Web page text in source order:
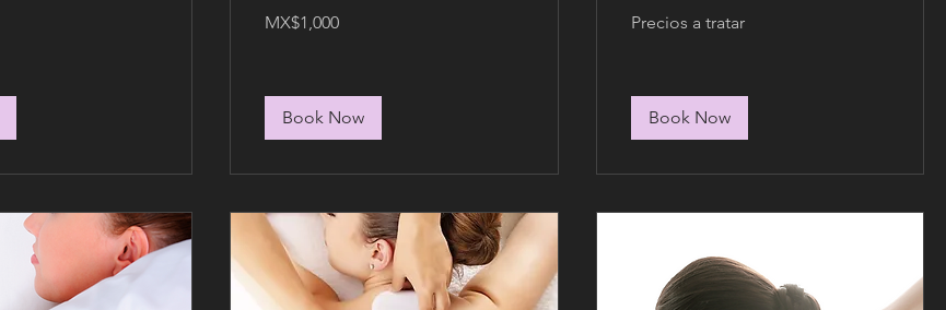
Mexican
MX$1,000
Book Now
a
Precios a tratar
Book Now